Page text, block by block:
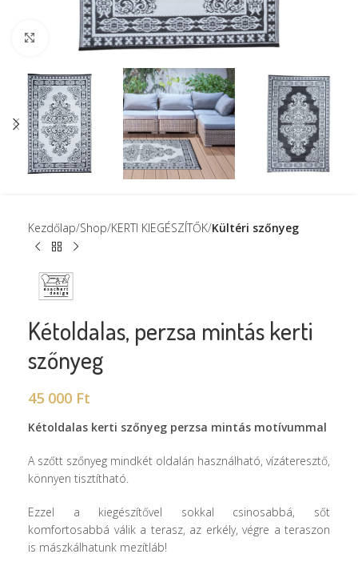
Click to enlarge
Kezdőlap Shop KERTI KIEGÉSZÍTŐK Kültéri szőnyeg
Kétoldalas, perzsa mintás kerti
szőnyeg
45 000 Ft
Kétoldalas kerti szőnyeg perzsa mintás motívummal
A szőtt szőnyeg mindkét oldalán használható, vízáteresztő,
könnyen tisztítható.
Ezzel a kiegészítővel sokkal csinosabbá, sőt
komfortosabbá válik a terasz, az erkély, végre a teraszon
is mászkálhatunk mezítláb!